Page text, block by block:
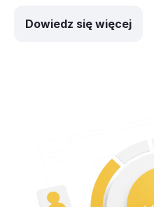
Dowiedz się więcej